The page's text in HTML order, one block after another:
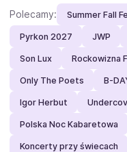
Polecamy: Summer Fall
Pyrkon 2027 JWP
Son Lux Rockowizna
Only The Poets B-
Igor Herbut
Polska Noc Kabaretowa
Koncerty przy świecach